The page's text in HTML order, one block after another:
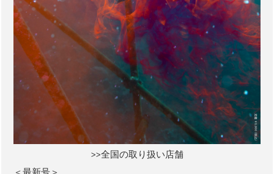
>>全国の取り扱い店舗